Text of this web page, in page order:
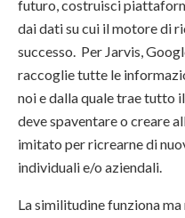
futuro, costruisci
dai dati su cui il motore di
successo. Per Jarvis,
raccoglie tutte le
noi e dalla quale trae tutto
deve spaventare o creare
imitato per ricrearne di
individuali e/o aziendali.
La similitudine funziona